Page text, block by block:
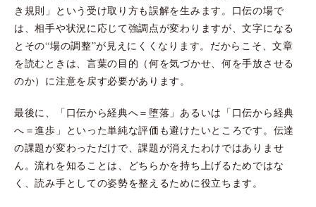
き規則」という受け取り方も誤解を生みます。口伝の場で
は、相手や状況に応じて強調点が変わりますが、文字になる
とその“場の調整”が見えにくくなります。だからこそ、文章
を読むときは、言葉の目的（何を気づかせ、何を手放させる
のか）に注意を戻す必要があります。
最後に、「口伝から経典へ＝堕落」あるいは「口伝から経典
へ＝進歩」といった単純な評価も避けたいところです。伝達
の課題が変わっただけで、課題が消えたわけではありませ
ん。流れを知ることは、どちらかを持ち上げるためではな
く、読み手としての姿勢を整えるために役立ちます。